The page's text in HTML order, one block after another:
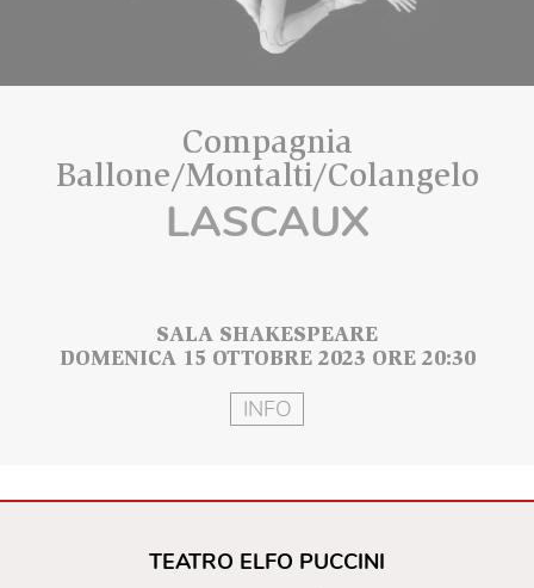
Compagnia
Ballone/Montalti/Colangelo
LASCAUX
SALA SHAKESPEARE
DOMENICA 15 OTTOBRE 2023 ORE 20:30
INFO
TEATRO ELFO PUCCINI